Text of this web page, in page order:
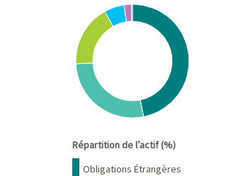
Chart
Pie chart with 7 slices.
View as data table, Chart
Répartition de l’actif (%)
Nom Pourcentage
Obligations Étrangères